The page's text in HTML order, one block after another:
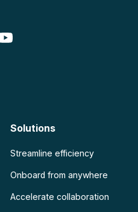
Solutions
Streamline efficiency
Onboard from anywhere
Accelerate collaboration